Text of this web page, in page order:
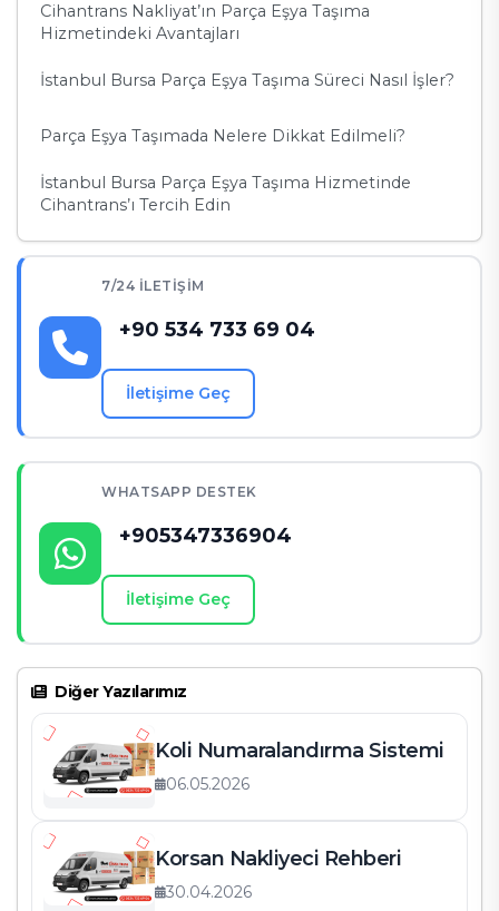
Cihantrans Nakliyat’ın Parça Eşya Taşıma
Hizmetindeki Avantajları
İstanbul Bursa Parça Eşya Taşıma Süreci Nasıl İşler?
Parça Eşya Taşımada Nelere Dikkat Edilmeli?
İstanbul Bursa Parça Eşya Taşıma Hizmetinde
Cihantrans’ı Tercih Edin
7/24 İLETIŞIM
+90 534 733 69 04
İletişime Geç
WHATSAPP DESTEK
+905347336904
İletişime Geç
Diğer Yazılarımız
Koli Numaralandırma Sistemi
06.05.2026
Korsan Nakliyeci Rehberi
30.04.2026